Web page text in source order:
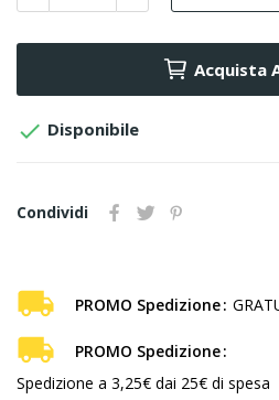
Acquista
 Disponibile
Condividi
PROMO Spedizione
PROMO Spedizione
Spedizione a 3,25€ dai 25€ di spesa